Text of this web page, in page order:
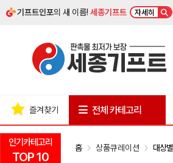
기프트인포의 새 이름!세종기프트 자세히
인기카테고리
TOP 10
즐겨찾기 전체 카테고리
홈 상품큐레이션 대상별